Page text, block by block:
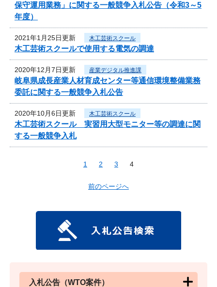
保守運用業務」に関する一般競争入札公告（令和3～5
年度）
2021年1月25日更新 木工芸術スクール
木工芸術スクールで使用する電気の調達
2020年12月7日更新 産業デジタル推進課
岐阜県成長産業人材育成センター等通信環境整備業務
委託に関する一般競争入札公告
2020年10月6日更新 木工芸術スクール
木工芸術スクール 実習用大型モニター等の調達に関
する一般競争入札
1 2 3 4
前のページへ
入札公告（WTO案件）